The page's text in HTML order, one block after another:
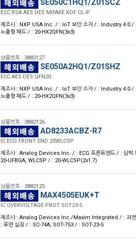
SE050C1HQ1/Z01SCZ
ECC RSA AES DES MIFARE KDF CL-IF
제조사 : NXP USA Inc. / : IoT 보안 소자 / : Industry 4.0 /
노출형 패드 / : 20-HX2QFN(3x3)
상품번호 : 3882127
SE050A2HQ1/Z01SHZ
ECC AES DES QFN20
제조사 : NXP USA Inc. / : IoT 보안 소자 / : Industry 4.0 /
노출형 패드 / : 20-HX2QFN(3x3)
상품번호 : 3882126
AD8233ACBZ-R7
IC ECG FRONT END 20WLCSP
제조사 : Analog Devices Inc. / : ECG 프론트엔드 / : 심박
20-UFBGA, WLCSP / : 20-WLCSP(2x1.7)
상품번호 : 3882125
MAX4505EUK+T
IC OVERVOLTAGE PROT SOT23-5
제조사 : Analog Devices Inc./Maxim Integrated / : 과전
: 표면 실장 / : SC-74A, SOT-753 / : SOT-23-5